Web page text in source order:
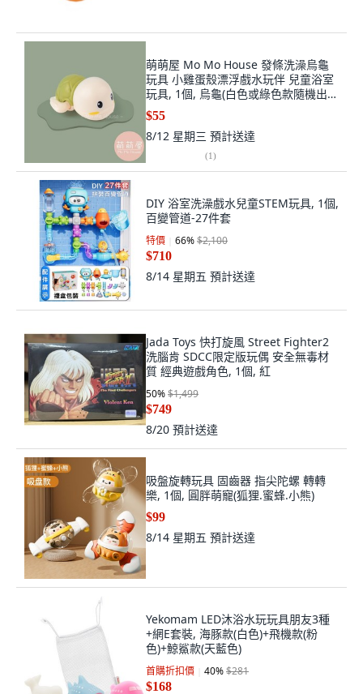
萌萌屋 Mo Mo House 發條洗澡烏龜
玩具 小雞蛋殼漂浮戲水玩伴 兒童浴室
玩具, 1個, 烏龜(白色或綠色款隨機出
貨)
$55
8/12 星期三 預計送達
(1)
DIY 浴室洗澡戲水兒童STEM玩具, 1個,
百變管道-27件套
特價 66%$2,100
$710
8/14 星期五 預計送達
Jada Toys 快打旋風 Street Fighter2
洗腦肯 SDCC限定版玩偶 安全無毒材
質 經典遊戲角色, 1個, 紅
50%$1,499
$749
8/20 預計送達
吸盤旋轉玩具 固齒器 指尖陀螺 轉轉
樂, 1個, 圓胖萌寵(狐狸.蜜蜂.小熊)
$99
8/14 星期五 預計送達
Yekomam LED沐浴水玩玩具朋友3種
+網E套裝, 海豚款(白色)+飛機款(粉
色)+鯨鯊款(天藍色)
首購折扣價 40%$281
$168